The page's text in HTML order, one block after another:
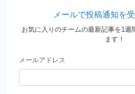
メールで投稿通知を
お気に入りのチームの最新記事を1週
ます！
メールアドレス